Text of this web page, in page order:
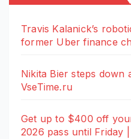
Travis Kalanick’s
former Uber finance
Nikita Bier steps down
VseTime.ru
Get up to $400 off
2026 pass until Friday